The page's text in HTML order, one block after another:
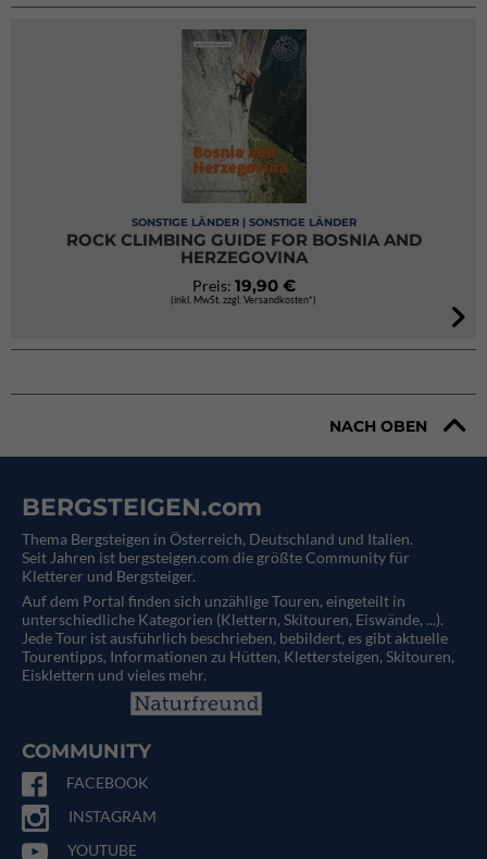
SONSTIGE LÄNDER | SONSTIGE LÄNDER
ROCK CLIMBING GUIDE FOR BOSNIA AND
HERZEGOVINA
Preis: 19,90 €
(inkl. MwSt. zzgl. Versandkosten*)
NACH OBEN
BERGSTEIGEN.com
Thema Bergsteigen in Österreich, Deutschland und Italien.
Seit Jahren ist bergsteigen.com die größte Community für
Kletterer und Bergsteiger.
Auf dem Portal finden sich unzählige Touren, eingeteilt in
unterschiedliche Kategorien (Klettern, Skitouren, Eiswände, ...).
Jede Tour ist ausführlich beschrieben, bebildert, es gibt aktuelle
Tourentipps, Informationen zu Hütten, Klettersteigen, Skitouren,
Eisklettern und vieles mehr.
COMMUNITY
FACEBOOK
INSTAGRAM
YOUTUBE